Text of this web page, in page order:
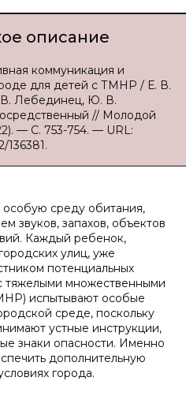
описание
коммуникация и
для детей с ТМНР / Е. В.
В. Лебединец, Ю. В.
// Молодой
— С. 753-754. — URL:
136381.
особую среду обитания,
звуков, запахов, объектов
Каждый ребенок,
улиц, уже
потенциальных
тяжелыми множественными
испытывают особые
среде, поскольку
устные инструкции,
знаки опасности. Именно
дополнительную
города.